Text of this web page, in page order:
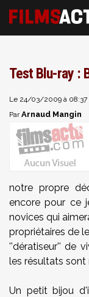
Test Blu-ray :
Le 24/03/2009 à 08:37
ParArnaud Mangin
notre propre
encore pour ce
novices qui
propriétaires de
''dératiseur'' de
les résultats sont
Un petit bijou